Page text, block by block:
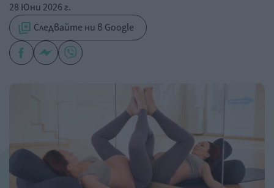
28 Юни 2026 г.
Следвайте ни в Google